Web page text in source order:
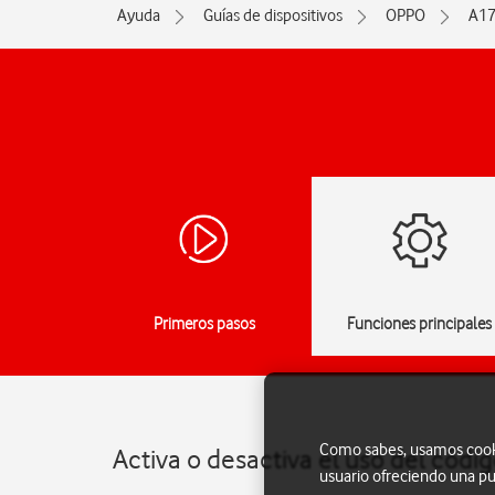
Ayuda Guías de dispositivos OPPO A17
Primeros pasos Funciones principales
Activa o desactiva el uso del
Como sabes, usamos
usuario ofreciendo una